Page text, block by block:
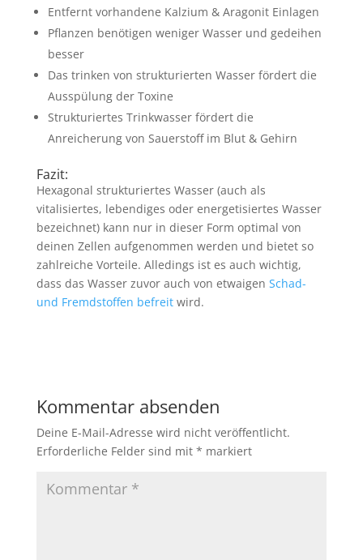
Entfernt vorhandene Kalzium & Aragonit Einlagen
Pflanzen benötigen weniger Wasser und gedeihen
besser
Das trinken von strukturierten Wasser fördert die
Ausspülung der Toxine
Strukturiertes Trinkwasser fördert die
Anreicherung von Sauerstoff im Blut & Gehirn
Fazit:
Hexagonal strukturiertes Wasser (auch als
vitalisiertes, lebendiges oder energetisiertes Wasser
bezeichnet) kann nur in dieser Form optimal von
deinen Zellen aufgenommen werden und bietet so
zahlreiche Vorteile. Alledings ist es auch wichtig,
dass das Wasser zuvor auch von etwaigen Schad-
und Fremdstoffen befreitwird.
Kommentar absenden
Deine E-Mail-Adresse wird nicht veröffentlicht.
Erforderliche Felder sind mit * markiert